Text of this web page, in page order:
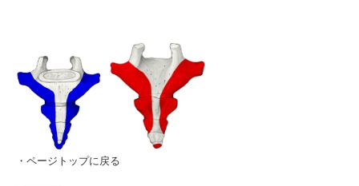
・ ページトップに戻る